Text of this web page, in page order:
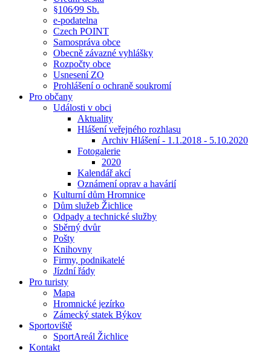
§106⁄99 Sb.
e-podatelna
Czech POINT
Samospráva obce
Obecně závazné vyhlášky
Rozpočty obce
Usnesení ZO
Prohlášení o ochraně soukromí
Pro občany
Události v obci
Aktuality
Hlášení veřejného rozhlasu
Archiv Hlášení - 1.1.2018 - 5.10.2020
Fotogalerie
2020
Kalendář akcí
Oznámení oprav a havárií
Kulturní dům Hromnice
Dům služeb Žichlice
Odpady a technické služby
Sběrný dvůr
Pošty
Knihovny
Firmy, podnikatelé
Jízdní řády
Pro turisty
Mapa
Hromnické jezírko
Zámecký statek Býkov
Sportoviště
SportAreál Žichlice
Kontakt